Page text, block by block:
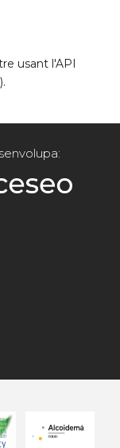
usant l'API
).